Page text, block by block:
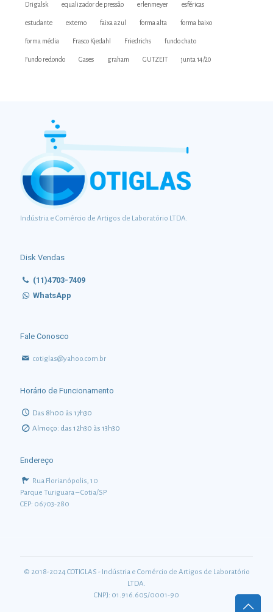
Drigalsk equalizador de pressão erlenmeyer esféricas
estudante externo faixa azul forma alta forma baixo
forma média Frasco Kjedahl Friedrichs fundo chato
Fundo redondo Gases graham GUTZEIT junta 14/20
Indústria e Comércio de Artigos de Laboratório LTDA.
Disk Vendas
(11)4703-7409
WhatsApp
Fale Conosco
cotiglas@yahoo.com.br
Horário de Funcionamento
Das 8h00 às 17h30
Almoço: das 12h30 às 13h30
Endereço
Rua Florianópolis, 10
Parque Turiguara – Cotia/SP
CEP: 06703-280
© 2018-2024 COTIGLAS - Indústria e Comércio de Artigos de Laboratório
LTDA.
CNPJ: 01.916.605/0001-90